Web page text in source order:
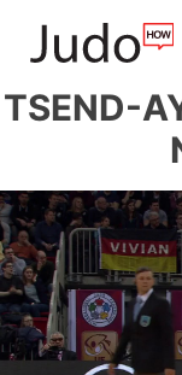
TSEND-